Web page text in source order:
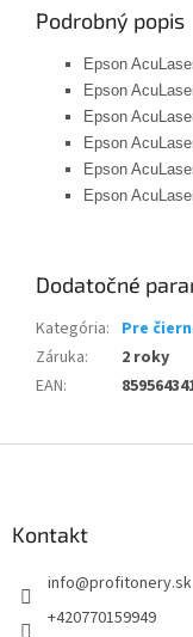
Podrobný popis
Epson
Epson
Epson
Epson
Epson
Epson
Dodatočné
Kategória: Pre
Záruka:
2 roky
EAN:
Kontakt
info@profitonery.sk
+420770159949